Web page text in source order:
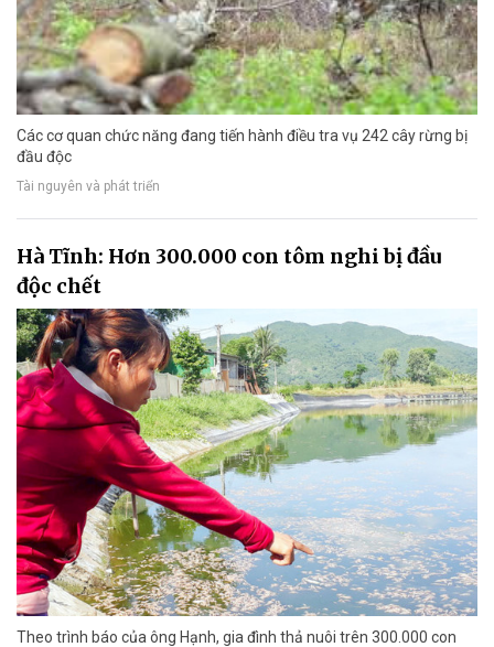
Các cơ quan chức năng đang tiến hành điều tra vụ 242 cây rừng bị
đầu độc
Tài nguyên và phát triển
Hà Tĩnh: Hơn 300.000 con tôm nghi bị đầu
độc chết
Theo trình báo của ông Hạnh, gia đình thả nuôi trên 300.000 con